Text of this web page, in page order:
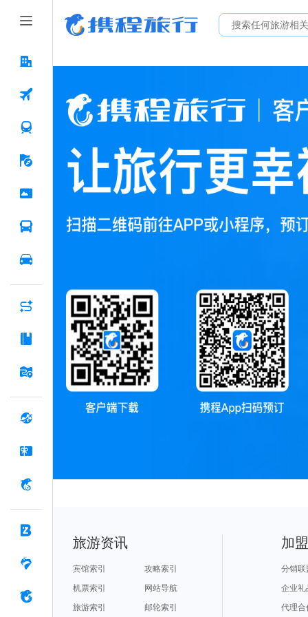
旅游资讯
宾馆索引
攻略索引
机票索引
网站导航
旅游索引
邮轮索引
加
分销联
企业礼
代理合